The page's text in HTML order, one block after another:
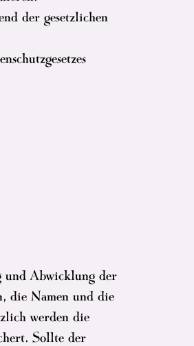
der gesetzlichen
und Abwicklung der
die Namen und die
werden die
Sollte der